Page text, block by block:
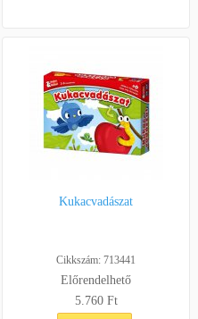
Kukacvadászat
Cikkszám: 713441
Előrendelhető
5.760 Ft